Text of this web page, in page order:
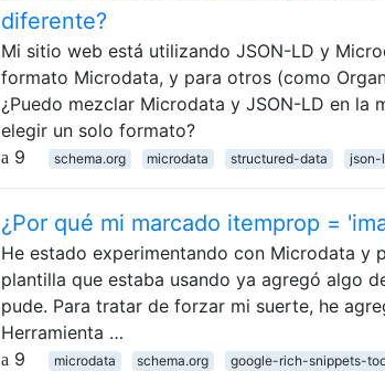
diferente?
Mi sitio web está utilizando JSON-LD y
formato Microdata, y para otros (como
¿Puedo mezclar Microdata y JSON-LD en la
elegir un solo formato?
9
schema.org microdata structured-data json-
¿Por qué mi marcado itemprop =
He estado experimentando con Microdata y
plantilla que estaba usando ya agregó algo
pude. Para tratar de forzar mi suerte, he
Herramienta …
9
microdata schema.org google-rich-snippets-